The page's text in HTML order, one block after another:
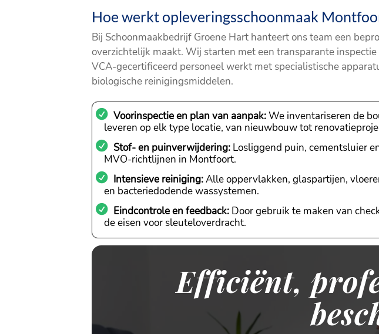
Hoe werkt opleveringsschoonmaak
Bij Schoonmaakbedrijf Groene Hart hanteert ons team een
overzichtelijk maakt. Wij starten met een transparante
VCA-gecertificeerd personeel werkt met specialistische
biologische reinigingsmiddelen.
Voorinspectie en plan van aanpak:We inventariseren de
leveren op elk type locatie, van nieuwbouw tot
Stof- en puinverwijdering: Losliggend puin, cementsluier
MVO-richtlijnen in Montfoort.
Intensieve reiniging:Alle oppervlakken, glaspartijen,
en bacteriedodende wassystemen.
Eindcontrole en feedback: Door gebruik te maken van
de eisen voor sleuteloverdracht.
Efficiënt,